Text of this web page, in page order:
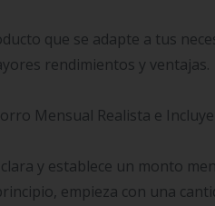
que se adapte a tus
rendimientos y ventajas.
Mensual Realista e
y establece un monto
empieza con una